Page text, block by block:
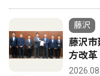
藤沢
藤沢
方改革